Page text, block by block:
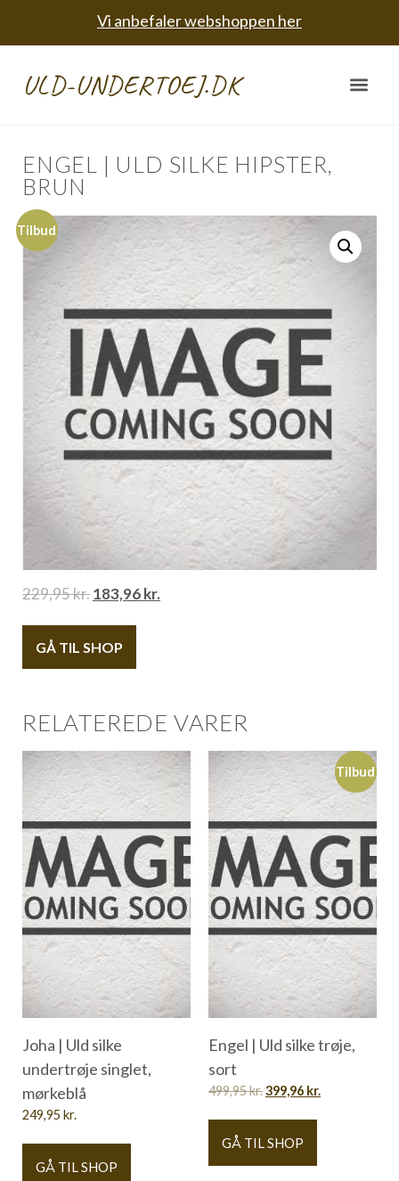
Vi anbefaler webshoppen her
ULD-UNDERTOEJ.DK
ENGEL | ULD SILKE HIPSTER,
BRUN
Tilbud
229,95kr.183,96kr.
GÅ TIL SHOP
RELATEREDE VARER
Joha | Uld silke
undertrøje singlet,
mørkeblå
249,95 kr.
GÅ TIL SHOP
Tilbud
Engel | Uld silke trøje,
sort
499,95kr.399,96 kr.
GÅ TIL SHOP